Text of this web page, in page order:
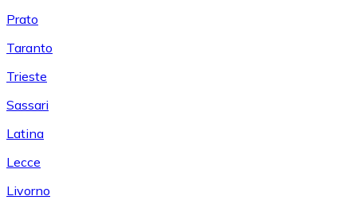
Prato
Taranto
Trieste
Sassari
Latina
Lecce
Livorno